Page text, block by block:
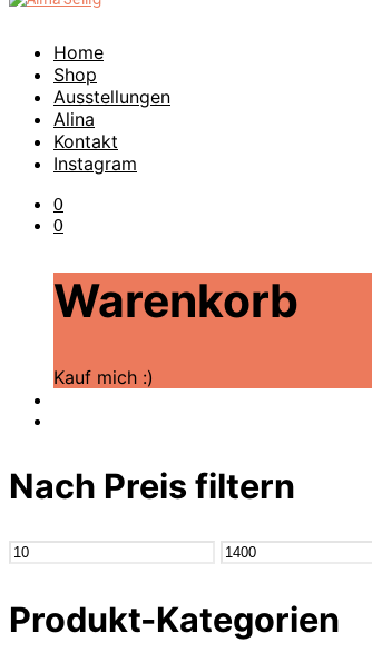
Home
Shop
Ausstellungen
Alina
Kontakt
Instagram
0
0
Warenkorb
Kauf mich :)
Nach Preis filtern
Produkt-Kategorien